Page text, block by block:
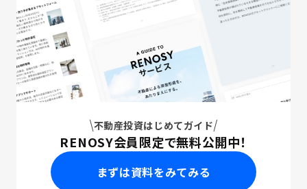
不動産投資はじめてガイド
RENOSY会員限定で無料公開中！
まずは資料をみてみる